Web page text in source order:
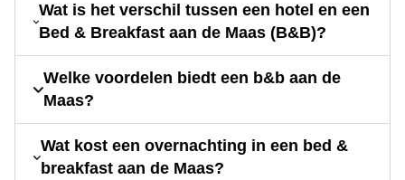
Wat is het verschil tussen een hotel en een
Bed & Breakfast aan de Maas (B&B)?
Welke voordelen biedt een b&b aan de
Maas?
Wat kost een overnachting in een bed &
breakfast aan de Maas?